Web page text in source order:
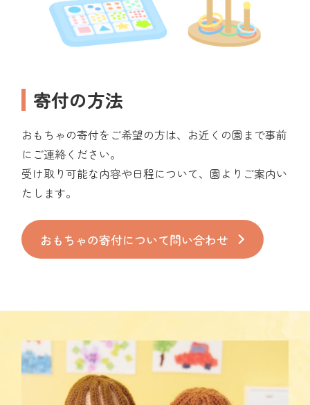
寄付の方法
おもちゃの寄付をご希望の方は、お近くの園まで事前
にご連絡ください。
受け取り可能な内容や日程について、園よりご案内い
たします。
おもちゃの寄付について問い合わせ